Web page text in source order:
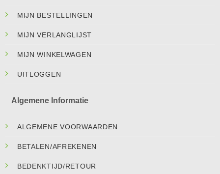
MIJN BESTELLINGEN
MIJN VERLANGLIJST
MIJN WINKELWAGEN
UITLOGGEN
Algemene Informatie
ALGEMENE VOORWAARDEN
BETALEN/AFREKENEN
BEDENKTIJD/RETOUR